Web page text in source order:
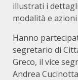
illustrati i
modalità e
Hanno
segretario di
Greco, il vice
Andrea